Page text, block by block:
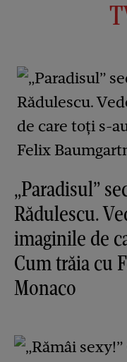
„Paradisul”
Rădulescu.
imaginile de
Cum trăia cu
Monaco